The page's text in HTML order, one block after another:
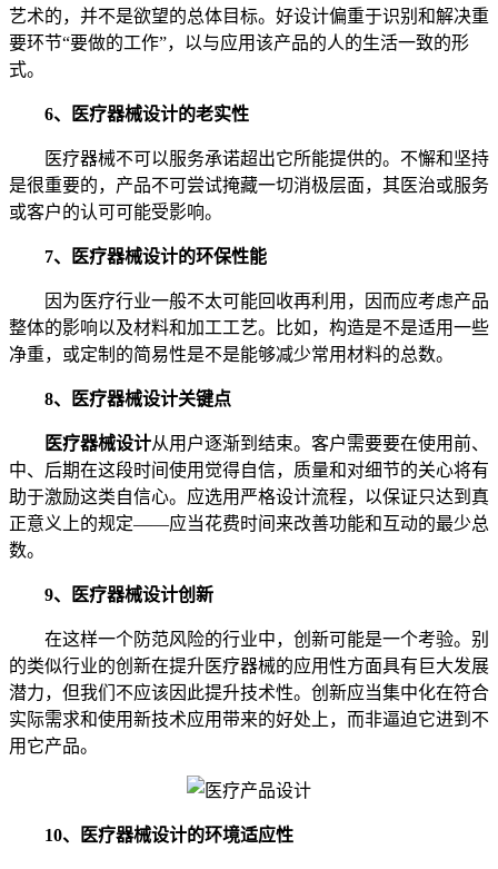
艺术的，并不是欲望的总体目标。好设计偏重于识别和解决重
要环节“要做的工作”，以与应用该产品的人的生活一致的形
式。
6、医疗器械设计的老实性
医疗器械不可以服务承诺超出它所能提供的。不懈和坚持
是很重要的，产品不可尝试掩藏一切消极层面，其医治或服务
或客户的认可可能受影响。
7、医疗器械设计的环保性能
因为医疗行业一般不太可能回收再利用，因而应考虑产品
整体的影响以及材料和加工工艺。比如，构造是不是适用一些
净重，或定制的简易性是不是能够减少常用材料的总数。
8、医疗器械设计关键点
医疗器械设计从用户逐渐到结束。客户需要要在使用前、
中、后期在这段时间使用觉得自信，质量和对细节的关心将有
助于激励这类自信心。应选用严格设计流程，以保证只达到真
正意义上的规定——应当花费时间来改善功能和互动的最少总
数。
9、医疗器械设计创新
在这样一个防范风险的行业中，创新可能是一个考验。别
的类似行业的创新在提升医疗器械的应用性方面具有巨大发展
潜力，但我们不应该因此提升技术性。创新应当集中化在符合
实际需求和使用新技术应用带来的好处上，而非逼迫它进到不
用它产品。
10、医疗器械设计的环境适应性